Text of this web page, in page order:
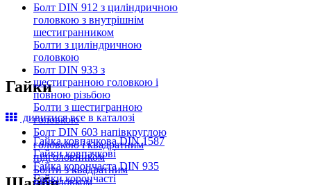
Болт DIN 912 з циліндричною
головкою з внутрішнім
шестигранником
Болти з циліндричною
головкою
Болт DIN 933 з
шестигранною головкою і
повною різьбою
Болти з шестигранною
головкою
Болт DIN 603 напівкруглою
головкою і квадратним
підголовником
Болти з квадратним
підголовком
Гайки
дивитися все в каталозі
Гайка ковпачкова DIN 1587
Гайки ковпачкові
Гайка корончаста DIN 935
Гайки корончасті